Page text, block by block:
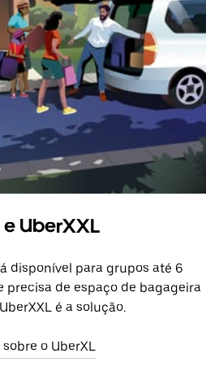
UberXXL
disponível para grupos até 6
precisa de espaço de bagageira
é a solução.
o UberXL